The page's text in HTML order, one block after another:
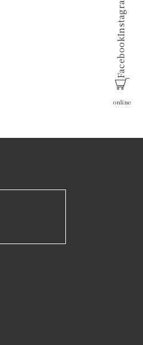
Instagram
Facebook
online